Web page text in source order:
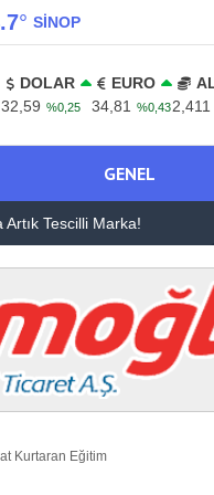
° SINOP
DOLAR
32,59 %0,25
EURO
34,81
%0,432,411
GENEL
Tescilli Marka!
Kurtaran Eğitim